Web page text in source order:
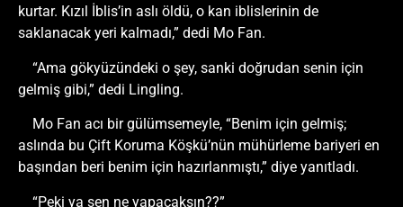
kurtar. Kızıl İblis’in aslı öldü, o kan iblislerinin de
saklanacak yeri kalmadı,” dedi Mo Fan.
“Ama gökyüzündeki o şey, sanki doğrudan senin için
gelmiş gibi,” dedi Lingling.
Mo Fan acı bir gülümsemeyle, “Benim için gelmiş;
aslında bu Çift Koruma Köşkü’nün mühürleme bariyeri en
başından beri benim için hazırlanmıştı,” diye yanıtladı.
“Peki ya sen ne yapacaksın??”